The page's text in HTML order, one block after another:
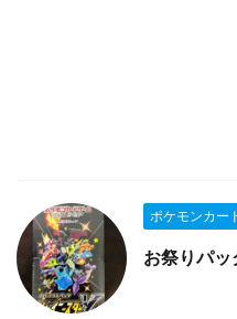
ポケモンカー
お祭りパ